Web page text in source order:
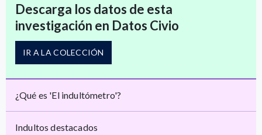
Descarga los datos de esta
investigación en Datos Civio
IR A LA COLECCIÓN
¿Qué es 'El indultómetro'?
Indultos destacados